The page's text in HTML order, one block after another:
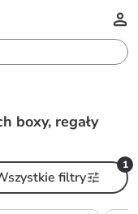
boxy, regały
1
filtry